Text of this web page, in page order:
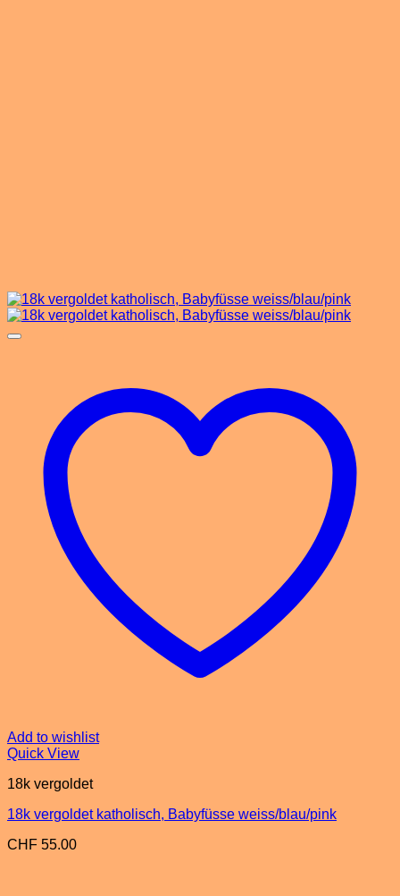
Add to wishlist
Quick View
18k vergoldet
18k vergoldet katholisch, Babyfüsse weiss/blau/pink
CHF 55.00